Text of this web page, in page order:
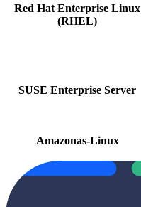
Red Hat Enterprise Linux
(RHEL)
SUSE Enterprise Server
Amazonas-Linux